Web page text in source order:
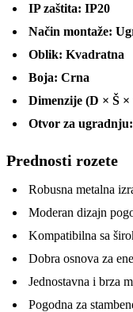
IP zaštita: IP20
Način montaže:
Oblik: Kvadratna
Boja: Crna
Dimenzije (D × Š ×
Otvor za ugradnju:
Prednosti rozete
Robusna metalna
Moderan dizajn
Kompatibilna sa
Dobra osnova za
Jednostavna i brza
Pogodna za